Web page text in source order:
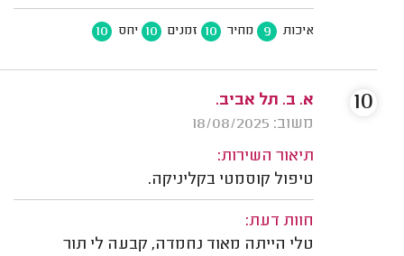
איכות 9 מחיר 10 זמנים 10 יחס 10
א. ב. תל אביב.
משוב: 18/08/2025
תיאור השירות:
טיפול קוסמטי בקליניקה.
חוות דעת:
טלי הייתה מאוד נחמדה, קבעה לי תור
10